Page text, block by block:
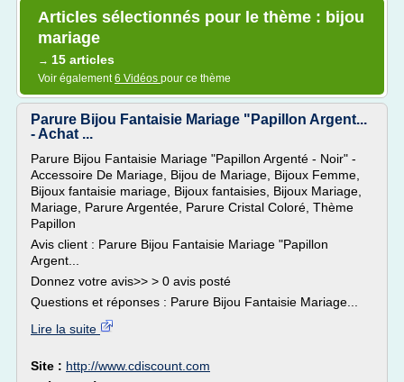
Articles sélectionnés pour le thème : bijou
mariage
→ 15 articles
Voir également6 Vidéos pour ce thème
Parure Bijou Fantaisie Mariage "Papillon Argent...
- Achat ...
Parure Bijou Fantaisie Mariage "Papillon Argenté - Noir" -
Accessoire De Mariage, Bijou de Mariage, Bijoux Femme,
Bijoux fantaisie mariage, Bijoux fantaisies, Bijoux Mariage,
Mariage, Parure Argentée, Parure Cristal Coloré, Thème
Papillon
Avis client : Parure Bijou Fantaisie Mariage "Papillon
Argent...
Donnez votre avis>> > 0 avis posté
Questions et réponses : Parure Bijou Fantaisie Mariage...
Lire la suite
Site : http://www.cdiscount.com